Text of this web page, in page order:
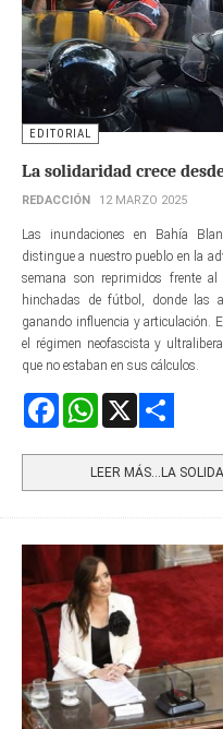
EDITORIAL
La solidaridad crece
REDACCIÓN 12 MARZO 2025
Las inundaciones en Bahía
distingue a nuestro pueblo en la
semana son reprimidos frente
hinchadas de fútbol, donde las
ganando influencia y articulación.
el régimen neofascista y
que no estaban en sus cálculos.
FacebookWhatsApp
LEER MÁS…LA